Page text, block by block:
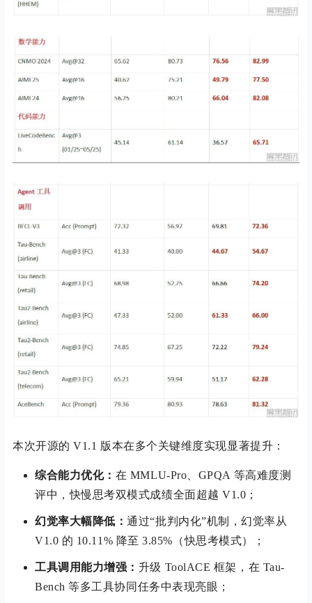
本次开源的 V1.1 版本在多个关键维度实现显著提升：
综合能力优化： 在 MMLU-Pro、GPQA 等高难度测
评中，快慢思考双模式成绩全面超越 V1.0；
幻觉率大幅降低：通过“批判内化”机制，幻觉率从
V1.0 的 10.11% 降至 3.85%（快思考模式）；
工具调用能力增强： 升级 ToolACE 框架，在 Tau-
Bench 等多工具协同任务中表现亮眼；